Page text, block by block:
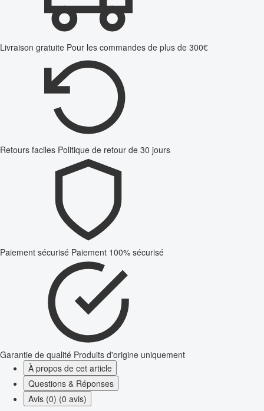
Livraison gratuite Pour les commandes de plus de 300€
Retours faciles Politique de retour de 30 jours
Paiement sécurisé Paiement 100% sécurisé
Garantie de qualité Produits d'origine uniquement
À propos de cet article
Questions & Réponses
Avis (0) (0 avis)